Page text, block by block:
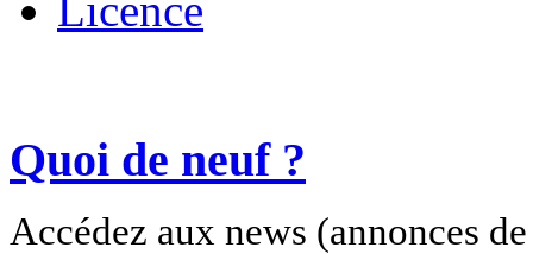
Licence
Quoi de neuf ?
Accédez aux news (annonces